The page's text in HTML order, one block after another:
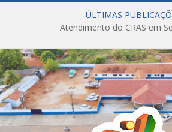
ÚLTIMAS
Atendimento do CRAS em